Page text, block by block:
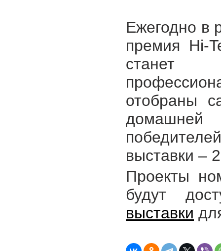
Ежегодно в
премия Hi-
станет
отобраны
домашней
выставки –
Проекты
будут
выставки